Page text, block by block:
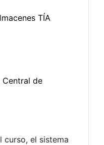
curso, el sistema